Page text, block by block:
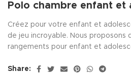
Polo chambre enfant et
Créez pour votre enfant et
de jeu incroyable. Nous proposons
rangements pour enfant et
Share: